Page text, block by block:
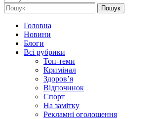
Головна
Новини
Блоги
Всі рубрики
Топ-теми
Кримінал
Здоров’я
Відпочинок
Спорт
На замітку
Рекламні оголошення